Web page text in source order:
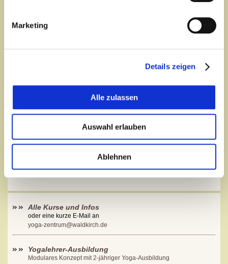
Marketing
Details zeigen
Alle zulassen
Auswahl erlauben
Ablehnen
Alle Kurse und Infos
oder eine kurze E-Mail an
yoga-zentrum@waldkirch.de
Yogalehrer-Ausbildung
Modulares Konzept mit 2-jähriger Yoga-Ausbildung